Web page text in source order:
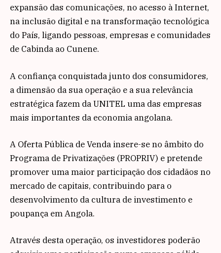
expansão das comunicações, no acesso à Internet,
na inclusão digital e na transformação tecnológica
do País, ligando pessoas, empresas e comunidades
de Cabinda ao Cunene.
A confiança conquistada junto dos consumidores,
a dimensão da sua operação e a sua relevância
estratégica fazem da UNITEL uma das empresas
mais importantes da economia angolana.
A Oferta Pública de Venda insere-se no âmbito do
Programa de Privatizações (PROPRIV) e pretende
promover uma maior participação dos cidadãos no
mercado de capitais, contribuindo para o
desenvolvimento da cultura de investimento e
poupança em Angola.
Através desta operação, os investidores poderão